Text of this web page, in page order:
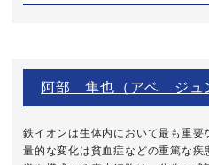
阿部 隼也（アベ ジュ
鉄イオンは生体内において最も重
量的な変化は貧血症などの重篤な疾